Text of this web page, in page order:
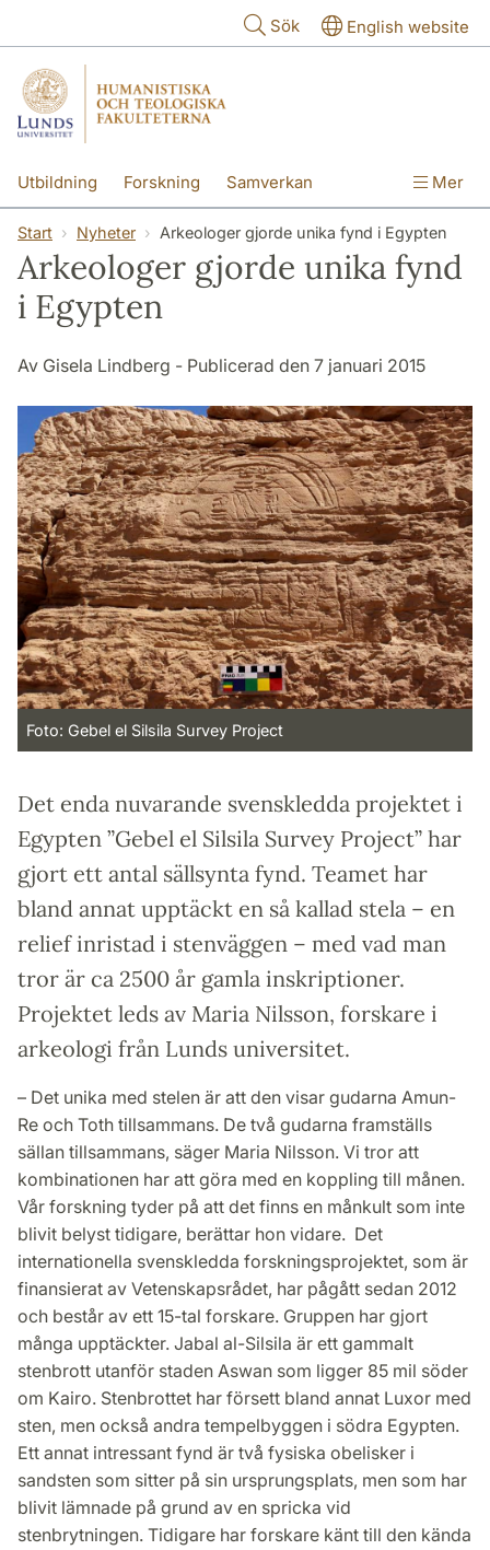
Sök English website
Utbildning Forskning Samverkan
Kontakt Om fakulteterna
Mer
Start Nyheter Arkeologer gjorde unika fynd i Egypten
Arkeologer gjorde unika fynd
i Egypten
Av Gisela Lindberg - Publicerad den 7 januari 2015
Foto: Gebel el Silsila Survey Project
Det enda nuvarande svenskledda projektet i
Egypten ”Gebel el Silsila Survey Project” har
gjort ett antal sällsynta fynd. Teamet har
bland annat upptäckt en så kallad stela – en
relief inristad i stenväggen – med vad man
tror är ca 2500 år gamla inskriptioner.
Projektet leds av Maria Nilsson, forskare i
arkeologi från Lunds universitet.
– Det unika med stelen är att den visar gudarna Amun-
Re och Toth tillsammans. De två gudarna framställs
sällan tillsammans, säger Maria Nilsson. Vi tror att
kombinationen har att göra med en koppling till månen.
Vår forskning tyder på att det finns en månkult som inte
blivit belyst tidigare, berättar hon vidare. Det
internationella svenskledda forskningsprojektet, som är
finansierat av Vetenskapsrådet, har pågått sedan 2012
och består av ett 15-tal forskare. Gruppen har gjort
många upptäckter. Jabal al-Silsila är ett gammalt
stenbrott utanför staden Aswan som ligger 85 mil söder
om Kairo. Stenbrottet har försett bland annat Luxor med
sten, men också andra tempelbyggen i södra Egypten.
Ett annat intressant fynd är två fysiska obelisker i
sandsten som sitter på sin ursprungsplats, men som har
blivit lämnade på grund av en spricka vid
stenbrytningen. Tidigare har forskare känt till den kända